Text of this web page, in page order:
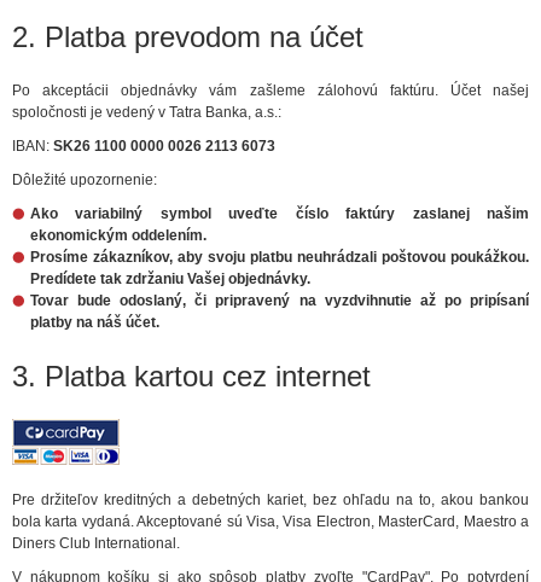
2. Platba prevodom na účet
Po akceptácii objednávky vám zašleme zálohovú faktúru. Účet našej
spoločnosti je vedený v Tatra Banka, a.s.:
IBAN: SK26 1100 0000 0026 2113 6073
Dôležité upozornenie:
Ako variabilný symbol uveďte číslo faktúry zaslanej našim
ekonomickým oddelením.
Prosíme zákazníkov, aby svoju platbu neuhrádzali poštovou poukážkou.
Predídete tak zdržaniu Vašej objednávky.
Tovar bude odoslaný, či pripravený na vyzdvihnutie až po pripísaní
platby na náš účet.
3. Platba kartou cez internet
Pre držiteľov kreditných a debetných kariet, bez ohľadu na to, akou bankou
bola karta vydaná. Akceptované sú Visa, Visa Electron, MasterCard, Maestro a
Diners Club International.
V nákupnom košíku si ako spôsob platby zvoľte "CardPay". Po potvrdení